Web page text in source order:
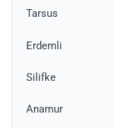
Tarsus
Erdemli
Silifke
Anamur